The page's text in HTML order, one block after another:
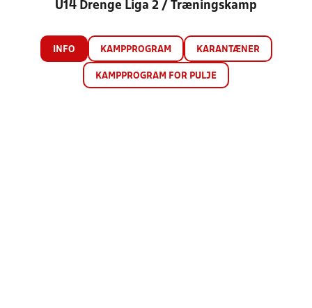
U14 Drenge Liga 2 / Træningskamp
INFO KAMPPROGRAM KARANTÆNER
KAMPPROGRAM FOR PULJE